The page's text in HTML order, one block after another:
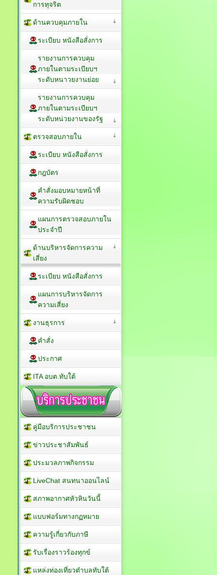
การทุจริต
ด้านควบคุมภายใน
ระเบียบ หนังสือสั่งการ
รายงานการควบคุม
ภายในตามระเบียบฯ
ระดับหนาวยงานย่อย
รายงานการควบคุม
ภายในตามระเบียบฯ
ระดับหน่วยงานของรัฐ
ตรวจสอบภายใน
ระเบียบ หนังสือสั่งการ
กฎบัตร
คำสั่งมอบหมายหน้าที่
ความรับผิดชอบ
แผนการตรวจสอบภายใน
ประจำปี
ด้านบริหารจัดการความ
เสี่ยง
ระเบียบ หนังสือสั่งการ
แผนการบริหารจัดการ
ความเสี่ยง
งานธุรการ
คำสั่ง
ประกาศ
ITA อบต.ทับใต้
คู่มือบริการประชาชน
ข่าวประชาสัมพันธ์
ประมวลภาพกิจกรรม
LiveChat สนทนาออนไลน์
สภาพอากาศหัวหินวันนี้
แบบฟอร์มทางกฏหมาย
ความรู้เกี่ยวกับภาษี
รับเรื่องราวร้องทุกข์
แหล่งท่องเที่ยวตำบลทับใต้